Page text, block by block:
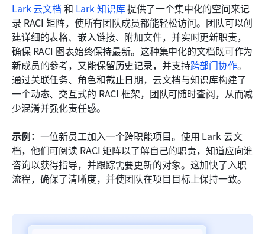
Lark 云文档 和 Lark 知识库 提供了一个集中化的空间来记
录 RACI 矩阵，使所有团队成员都能轻松访问。团队可以创
建详细的表格、嵌入链接、附加文件，并实时更新职责，
确保 RACI 图表始终保持最新。这种集中化的文档既可作为
新成员的参考，又能保留历史记录，并支持跨部门协作。
通过关联任务、角色和截止日期，云文档与知识库构建了
一个动态、交互式的 RACI 框架，团队可随时查阅，从而减
少混淆并强化责任感。
示例： 一位新员工加入一个跨职能项目。使用 Lark 云文
档，他们可阅读 RACI 矩阵以了解自己的职责，知道应向谁
咨询以获得指导，并跟踪需要更新的对象。这加快了入职
流程，确保了清晰度，并使团队在项目目标上保持一致。